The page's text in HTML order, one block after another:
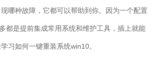
哪种故障，它都可以帮助到你。因为一个配置
都是提前集成常用系统和维护工具，插上就能
习如何一键重装系统win10。